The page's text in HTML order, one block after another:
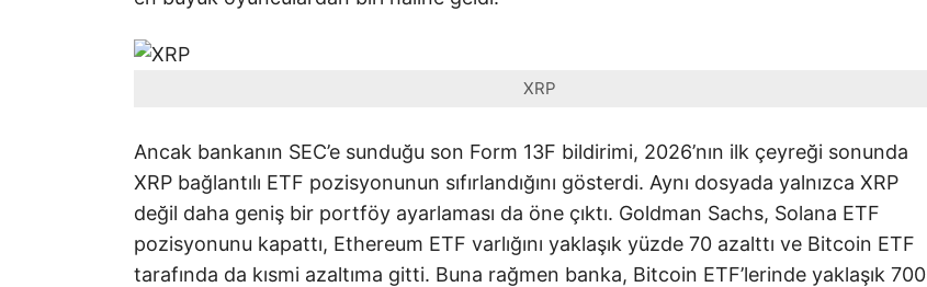
XRP
Ancak bankanın SEC’e sunduğu son Form 13F bildirimi, 2026’nın ilk çeyreği sonunda
XRP bağlantılı ETF pozisyonunun sıfırlandığını gösterdi. Aynı dosyada yalnızca XRP
değil daha geniş bir portföy ayarlaması da öne çıktı. Goldman Sachs, Solana ETF
pozisyonunu kapattı, Ethereum ETF varlığını yaklaşık yüzde 70 azalttı ve Bitcoin ETF
tarafında da kısmi azaltıma gitti. Buna rağmen banka, Bitcoin ETF’lerinde yaklaşık 700